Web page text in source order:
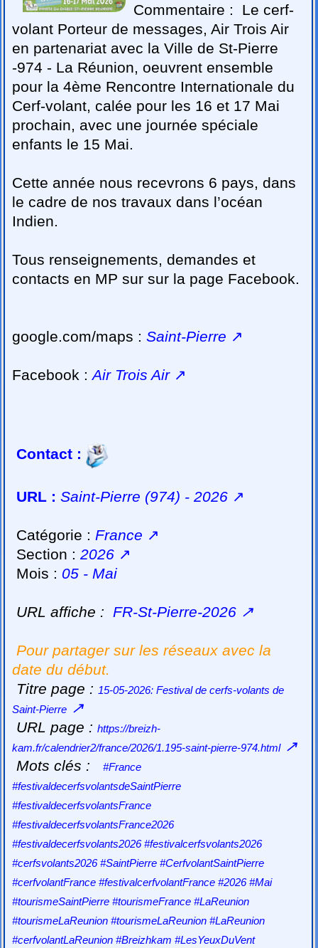
Commentaire :
Le cerf-
volant Porteur de messages, Air Trois Air
en partenariat avec la Ville de St-Pierre
-974 - La Réunion, oeuvrent ensemble
pour la 4ème Rencontre Internationale du
Cerf-volant, calée pour les 16 et 17 Mai
prochain, avec une journée spéciale
enfants le 15 Mai.
Cette année nous recevrons 6 pays, dans
le cadre de nos travaux dans l’océan
Indien.
Tous renseignements, demandes et
contacts en MP sur sur la page Facebook.
google.com/maps :Saint-Pierre ↗
Facebook :Air Trois Air↗
Contact :
URL :Saint-Pierre (974) - 2026 ↗
Catégorie : France ↗
Section :2026 ↗
Mois : 05 - Mai
URL affiche : FR-St-Pierre-2026 ↗
Pour partager sur les réseaux avec la
date du début.
Titre page : 15-05-2026: Festival de cerfs-volants de
Saint-Pierre ↗
URL page :https://breizh-
kam.fr/calendrier2/france/2026/1.195-saint-pierre-974.html↗
Mots clés :
#France
#festivaldecerfsvolantsdeSaintPierre
#festivaldecerfsvolantsFrance
#festivaldecerfsvolantsFrance2026
#festivaldecerfsvolants2026 #festivalcerfsvolants2026
#cerfsvolants2026 #SaintPierre #CerfvolantSaintPierre
#cerfvolantFrance #festivalcerfvolantFrance #2026 #Mai
#tourismeSaintPierre #tourismeFrance #LaReunion
#tourismeLaReunion #tourismeLaReunion #LaReunion
#cerfvolantLaReunion #Breizhkam #LesYeuxDuVent